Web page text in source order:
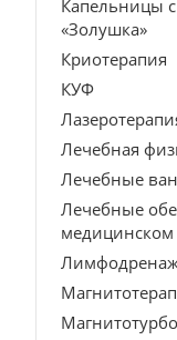
Капельницы
«Золушка»
Криотерапия
КУФ
Лечебная
Лечебные
Лечебные
медицинском